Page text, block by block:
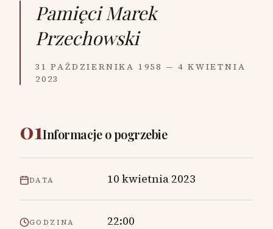
Pamięci Marek
Przechowski
31 PAŹDZIERNIKA 1958 — 4 KWIETNIA
2023
01Informacje o pogrzebie
DATA 10 kwietnia 2023
GODZINA 22:00